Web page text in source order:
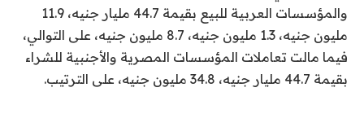
والمؤسسات العربية للبيع بقيمة 44.7 مليار جنيه، 11.9
مليون جنيه، 1.3 مليون جنيه، 8.7 مليون جنيه، على التوالي،
فيما مالت تعاملات المؤسسات المصرية والأجنبية للشراء
بقيمة 44.7 مليار جنيه، 34.8 مليون جنيه، على الترتيب.